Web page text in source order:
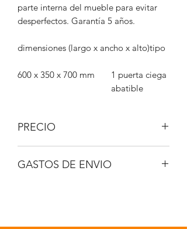
parte interna del mueble para evitar
desperfectos. Garantía 5 años.
dimensiones (largo x ancho x alto)tipo
600 x 350 x 700 mm 1 puerta ciega
abatible
PRECIO
GASTOS DE ENVIO